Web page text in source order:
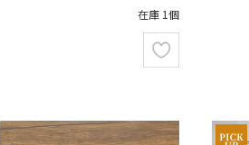
在庫 1個